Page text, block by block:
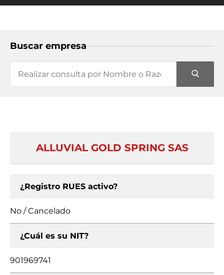
Buscar empresa
ALLUVIAL GOLD SPRING SAS
¿Registro RUES activo?
No / Cancelado
¿Cuál es su NIT?
901969741